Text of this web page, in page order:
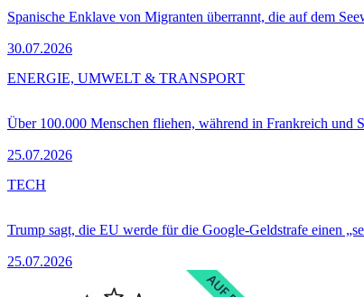
Spanische Enklave von Migranten überrannt, die auf dem
30.07.2026
Über 100.000 Menschen fliehen, während in Frankreich und
25.07.2026
ENERGIE, UMWELT & TRANSPORT
Trump sagt, die EU werde für die Google-Geldstrafe einen
25.07.2026
TECH